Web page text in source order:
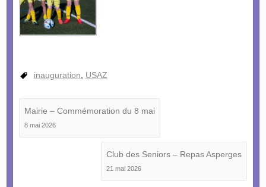
inauguration USAZ
Mairie – Commémoration du 8 mai
8 mai 2026
Club des Seniors – Repas Asperges
21 mai 2026